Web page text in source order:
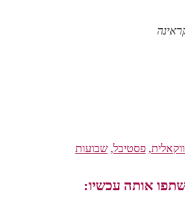
,פסטיבל,שבועות
אותה עכשיו: